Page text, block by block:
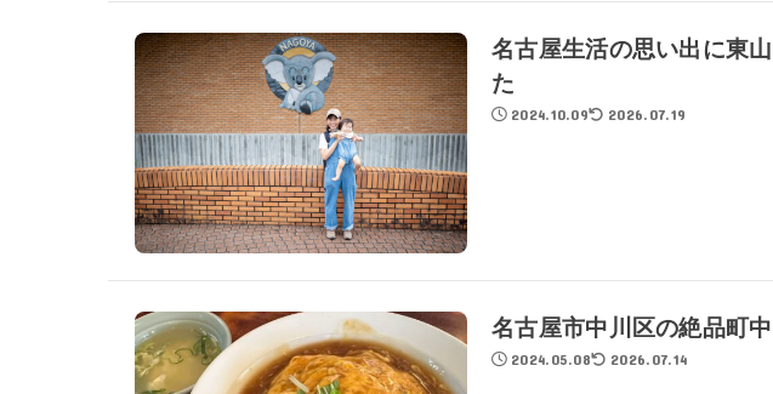
名古屋生活の思い出に東
た
2024.10.09 2026.07.19
名古屋市中川区の絶品町中
2024.05.08 2026.07.14